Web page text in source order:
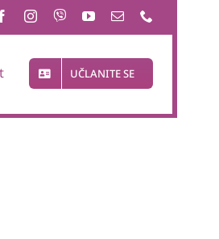
UČLANITE SE